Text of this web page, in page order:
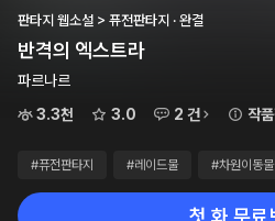
판타지 웹소설 > 퓨전판타지 · 완결
반격의 엑스트라
파르나르
3.3천
3.0 2 건 작
#퓨전판타지 #레이드물 #차원이동물
첫 화 무료